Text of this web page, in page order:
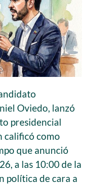
Oviedo, lanzó
presidencial
calificó como
que anunció
a las 10:00 de la
política de cara a